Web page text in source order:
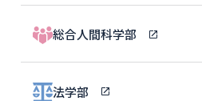
総合人間科学部
法学部